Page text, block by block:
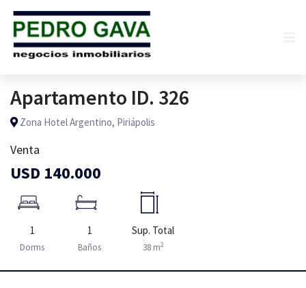
Apartamento ID. 326
Zona Hotel Argentino, Piriápolis
Venta
USD 140.000
1
Dorms
1
Baños
Sup. Total
38 m2